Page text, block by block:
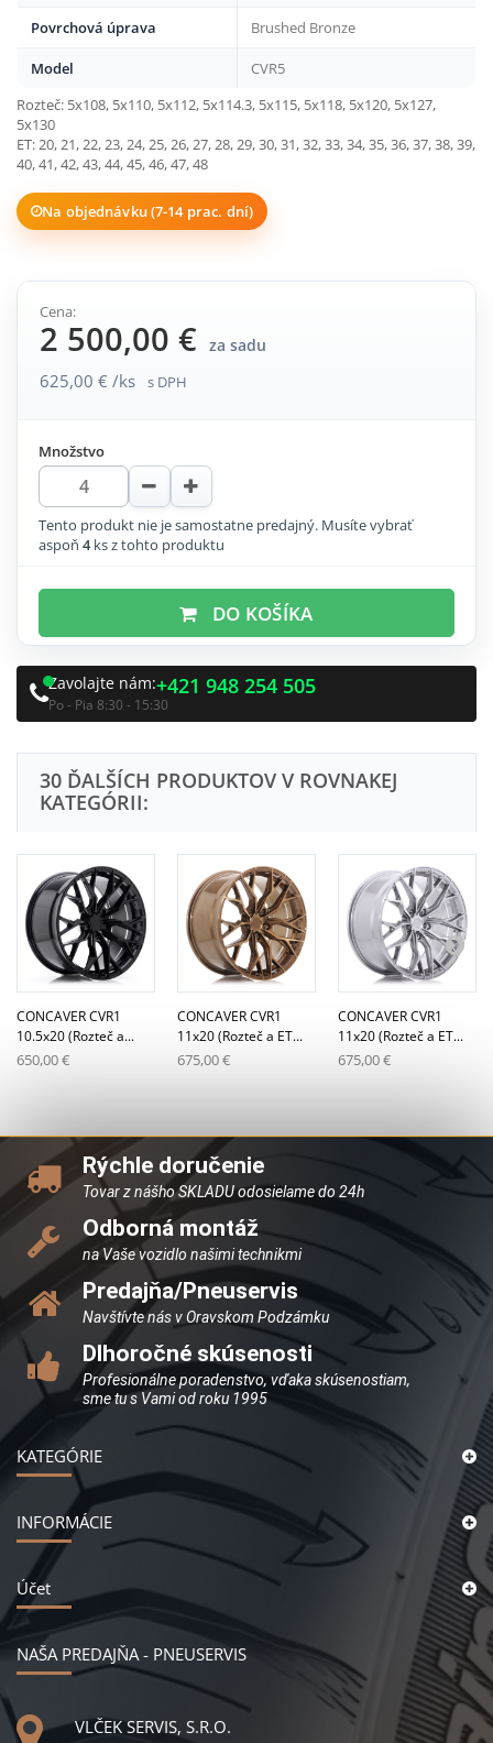
Povrchová úprava Brushed Bronze
Model
CVR5
Rozteč: 5x108, 5x110, 5x112, 5x114.3, 5x115, 5x118, 5x120, 5x127,
5x130
ET: 20, 21, 22, 23, 24, 25, 26, 27, 28, 29, 30, 31, 32, 33, 34, 35, 36, 37, 38, 39,
40, 41, 42, 43, 44, 45, 46, 47, 48
Na objednávku (7-14 prac. dní)
Cena:
2 500,00 € za sadu
625,00 € /ks s DPH
Množstvo
Tento produkt nie je samostatne predajný. Musíte vybrať
aspoň 4ks z tohto produktu
DO KOŠÍKA
Zavolajte nám:+421 948 254 505
Po - Pia 8:30 - 15:30
30 ĎALŠÍCH PRODUKTOV V ROVNAKEJ
KATEGÓRII:
CONCAVER CVR1
10.5x20 (Rozteč a...
650,00 €
CONCAVER CVR1
11x20 (Rozteč a ET...
675,00 €
CONCAVER CVR1
11x20 (Rozteč a ET...
675,00 €
Rýchle doručenie
Tovar z nášho SKLADU odosielame do 24h
Odborná montáž
na Vaše vozidlo našimi technikmi
Predajňa/Pneuservis
Navštívte nás v Oravskom Podzámku
Dlhoročné skúsenosti
Profesionálne poradenstvo, vďaka skúsenostiam,
sme tu s Vami od roku 1995
KATEGÓRIE
INFORMÁCIE
Účet
NAŠA PREDAJŇA - PNEUSERVIS
VLČEK SERVIS, S.R.O.